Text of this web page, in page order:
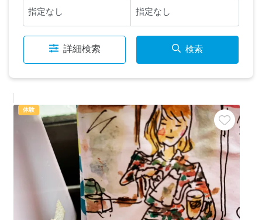
詳細検索 検索
体験